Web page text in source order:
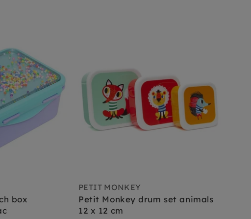
box
PETIT MONKEY
Petit Monkey drum set animals
12 x 12 cm